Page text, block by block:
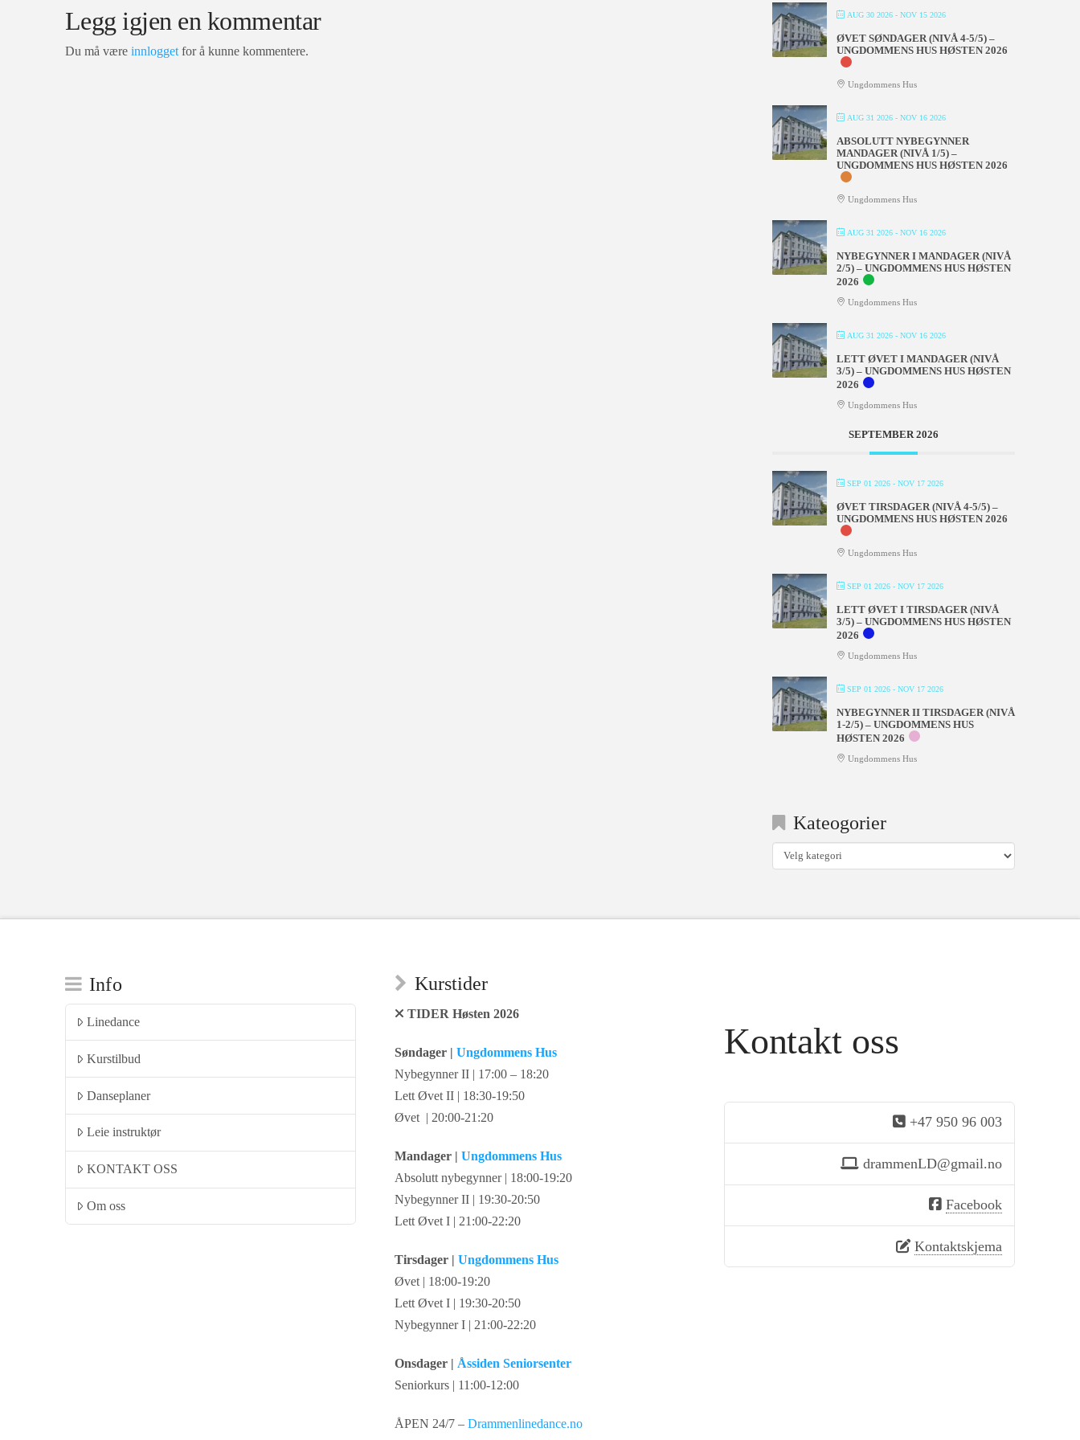
Legg igjen en kommentar
Du må være innloggetfor å kunne kommentere.
AUG 30 2026 - NOV 15 2026
ØVET SØNDAGER (NIVÅ 4-5/5) –
UNGDOMMENS HUS HØSTEN 2026
Ungdommens Hus
AUG 31 2026 - NOV 16 2026
ABSOLUTT NYBEGYNNER
MANDAGER (NIVÅ 1/5) –
UNGDOMMENS HUS HØSTEN 2026
Ungdommens Hus
AUG 31 2026 - NOV 16 2026
NYBEGYNNER I MANDAGER (NIVÅ
2/5) – UNGDOMMENS HUS HØSTEN
2026
Ungdommens Hus
AUG 31 2026 - NOV 16 2026
LETT ØVET I MANDAGER (NIVÅ
3/5) – UNGDOMMENS HUS HØSTEN
2026
Ungdommens Hus
SEPTEMBER 2026
SEP 01 2026 - NOV 17 2026
ØVET TIRSDAGER (NIVÅ 4-5/5) –
UNGDOMMENS HUS HØSTEN 2026
Ungdommens Hus
SEP 01 2026 - NOV 17 2026
LETT ØVET I TIRSDAGER (NIVÅ
3/5) – UNGDOMMENS HUS HØSTEN
2026
Ungdommens Hus
SEP 01 2026 - NOV 17 2026
NYBEGYNNER II TIRSDAGER (NIVÅ
1-2/5) – UNGDOMMENS HUS
HØSTEN 2026
Ungdommens Hus
Kateogorier
Kateogorier
Info
Linedance
Kurstilbud
Danseplaner
Leie instruktør
KONTAKT OSS
Om oss
Kurstider
TIDER Høsten 2026
Søndager | Ungdommens Hus
Nybegynner II | 17:00 – 18:20
Lett Øvet II | 18:30-19:50
Øvet | 20:00-21:20
Mandager | Ungdommens Hus
Absolutt nybegynner | 18:00-19:20
Nybegynner II | 19:30-20:50
Lett Øvet I | 21:00-22:20
Tirsdager | Ungdommens Hus
Øvet | 18:00-19:20
Lett Øvet I | 19:30-20:50
Nybegynner I | 21:00-22:20
Onsdager | Åssiden Seniorsenter
Seniorkurs | 11:00-12:00
ÅPEN 24/7 – Drammenlinedance.no
Kontakt oss
+47 950 96 003
drammenLD@gmail.no
Facebook
Kontaktskjema